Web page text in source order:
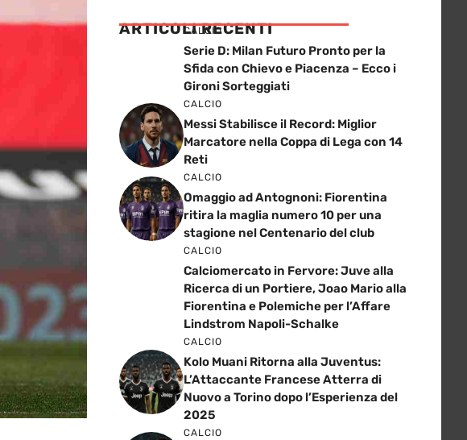
ARTICOLI RECENTI
CALCIO
Serie D: Milan Futuro Pronto per la
Sfida con Chievo e Piacenza – Ecco i
Gironi Sorteggiati
CALCIO
Messi Stabilisce il Record: Miglior
Marcatore nella Coppa di Lega con 14
Reti
CALCIO
Omaggio ad Antognoni: Fiorentina
ritira la maglia numero 10 per una
stagione nel Centenario del club
CALCIO
Calciomercato in Fervore: Juve alla
Ricerca di un Portiere, Joao Mario alla
Fiorentina e Polemiche per l’Affare
Lindstrom Napoli-Schalke
CALCIO
Kolo Muani Ritorna alla Juventus:
L’Attaccante Francese Atterra di
Nuovo a Torino dopo l’Esperienza del
2025
CALCIO